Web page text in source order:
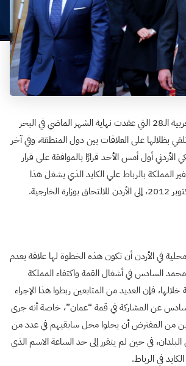
يبدو أن تبعات القمة العربية الـ28 التي عقدت نهاية الشهر الماضي في البحر
بظلالها على العلاقات بين دول المنطقة، وفي آخر
الأردني أول أمس الأحد قرارًا بالموافقة على قرار
المملكة بالرباط علي الكايد الذي يشغل هذا
محلية في الأردن أن تكون هذه الخطوة لها علاقة بعدم
السادس في أشغال القمة واكتفاء المملكة
فإن العديد من المتابعين ربطوا هذا الإجراء
عن المشاركة في قمة “عمان”، خاصة أنه جرى
من المفترض أن يحلوا محل سابقيهم في عدد من
في حين لم يتقرر إلى حد الساعة الاسم الذي
في الرباط.